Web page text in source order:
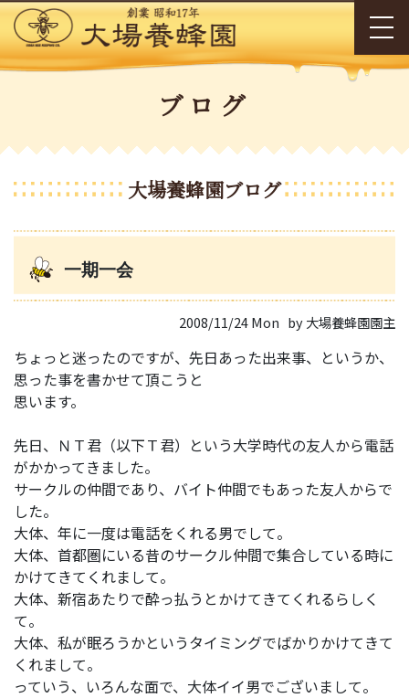
ブログ
大場養蜂園ブログ
一期一会
2008/11/24 Mon by 大場養蜂園園主
ちょっと迷ったのですが、先日あった出来事、というか、
思った事を書かせて頂こうと
思います。
先日、ＮＴ君（以下Ｔ君）という大学時代の友人から電話
がかかってきました。
サークルの仲間であり、バイト仲間でもあった友人からで
した。
大体、年に一度は電話をくれる男でして。
大体、首都圏にいる昔のサークル仲間で集合している時に
かけてきてくれまして。
大体、新宿あたりで酔っ払うとかけてきてくれるらしく
て。
大体、私が眠ろうかというタイミングでばかりかけてきて
くれまして。
っていう、いろんな面で、大体イイ男でございまして。